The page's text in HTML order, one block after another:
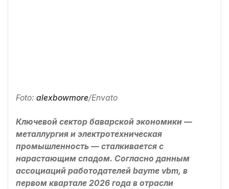
Foto: alexbowmore/Envato
Ключевой сектор баварской экономики —
металлургия и электротехническая
промышленность — сталкивается с
нарастающим спадом. Согласно данным
ассоциаций работодателей bayme vbm, в
первом квартале 2026 года в отрасли